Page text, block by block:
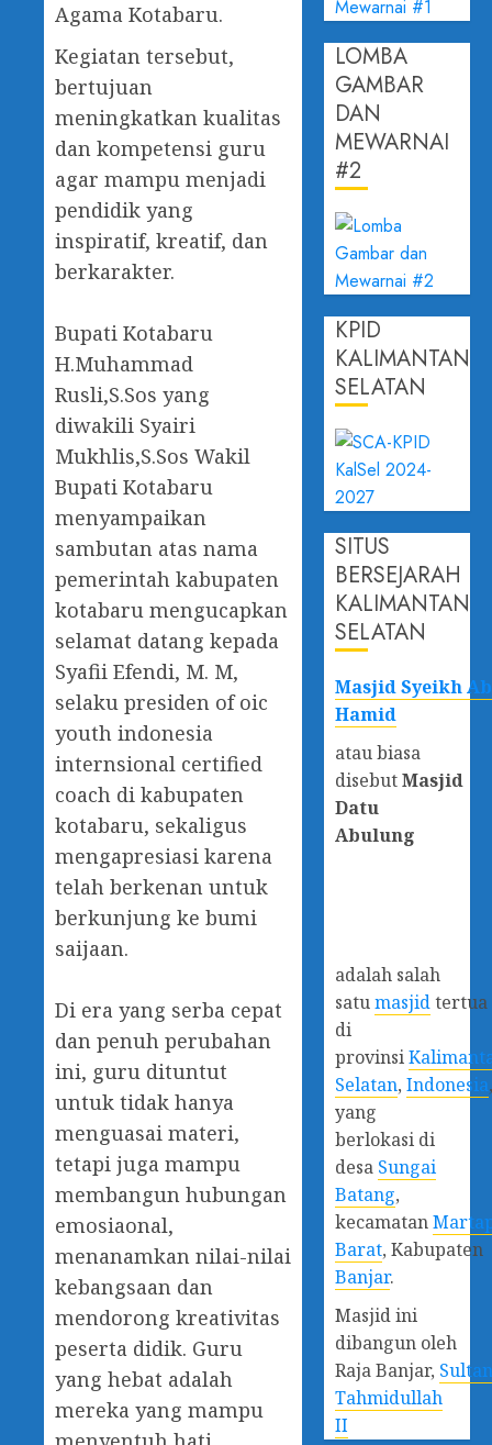
Agama Kotabaru.
Kegiatan tersebut,
bertujuan
meningkatkan kualitas
dan kompetensi guru
agar mampu menjadi
pendidik yang
inspiratif, kreatif, dan
berkarakter.
‎Bupati Kotabaru
H.Muhammad
Rusli,S.Sos yang
diwakili Syairi
Mukhlis,S.Sos Wakil
Bupati Kotabaru
menyampaikan
sambutan atas nama
pemerintah kabupaten
kotabaru mengucapkan
selamat datang kepada
Syafii Efendi, M. M,
selaku presiden of oic
youth indonesia
internsional certified
coach di kabupaten
kotabaru, sekaligus
mengapresiasi karena
telah berkenan untuk
berkunjung ke bumi
saijaan.
Di era yang serba cepat
dan penuh perubahan
ini, guru dituntut
untuk tidak hanya
menguasai materi,
tetapi juga mampu
membangun hubungan
emosiaonal,
menanamkan nilai-nilai
kebangsaan dan
mendorong kreativitas
peserta didik. Guru
yang hebat adalah
mereka yang mampu
LOMBA
GAMBAR
DAN
MEWARNAI
#2
KPID
KALIMANTAN
SELATAN
SITUS
BERSEJARAH
KALIMANTAN
SELATAN
Masjid Syeikh
Hamid
atau biasa
disebutMasjid
Datu
Abulung
adalah salah
satumasjidtertua
di
provinsi
Selatan,Indonesia
yang
berlokasi di
desa Sungai
Batang,
kecamatan
Barat, Kabupaten
Banjar.
Masjid ini
dibangun oleh
Raja Banjar,
Tahmidullah
II